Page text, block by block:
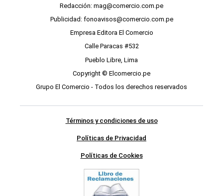
Redacción: mag@comercio.com.pe
Publicidad: fonoavisos@comercio.com.pe
Empresa Editora El Comercio
Calle Paracas #532
Pueblo Libre, Lima
Copyright © Elcomercio.pe
Grupo El Comercio - Todos los derechos reservados
Términos y condiciones de uso
Políticas de Privacidad
Políticas de Cookies